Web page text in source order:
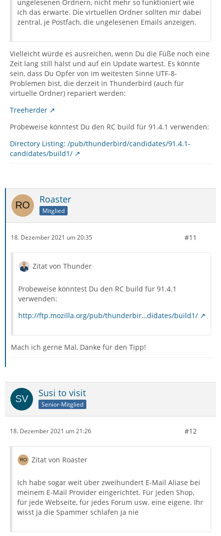
ungelesenen Ordnern, nicht mehr so funktioniert wie
ich das erwarte. Die virtuellen Ordner sollten mir dabei
zentral, je Postfach, die ungelesenen Emails anzeigen.
Vielleicht würde es ausreichen, wenn Du die Füße noch eine
Zeit lang still hälst und auf ein Update wartest. Es könnte
sein, dass Du Opfer von im weitesten Sinne UTF-8-
Problemen bist, die derzeit in Thunderbird (auch für
virtuelle Ordner) repariert werden:
Treeherder
Probeweise könntest Du den RC build für 91.4.1 verwenden:
Directory Listing: /pub/thunderbird/candidates/91.4.1-
candidates/build1/
Roaster
Mitglied
18. Dezember 2021 um 20:35 #11
Zitat von Thunder
Probeweise könntest Du den RC build für 91.4.1
verwenden:
http://ftp.mozilla.org/pub/thunderbir…didates/build1/
Mach ich gerne Mal, Danke für den Tipp!
Susi to visit
Senior-Mitglied
18. Dezember 2021 um 21:26 #12
Zitat von Roaster
Ich habe sogar weit über zweihundert E-Mail Aliase bei
meinem E-Mail Provider eingerichtet. Für jeden Shop,
für jede Webseite, für jedes Forum usw. eine eigene. Ihr
wisst ja die Spammer schlafen ja nie